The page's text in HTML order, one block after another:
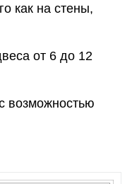
как на стены,
от 6 до 12
возможностью